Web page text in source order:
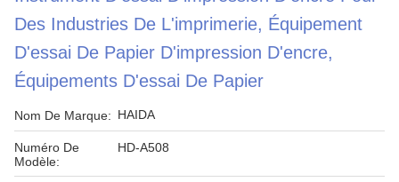
Des Industries De L'imprimerie, Équipement
D'essai De Papier D'impression D'encre,
Équipements D'essai De Papier
Nom De Marque: HAIDA
Numéro De
Modèle:
HD-A508